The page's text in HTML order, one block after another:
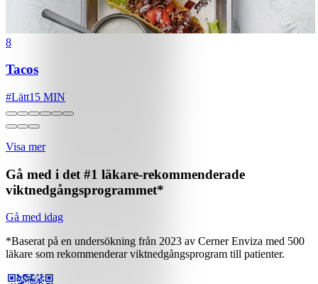
8
Tacos
#Lätt15 MIN
Visa mer
Gå med i det #1 läkare-rekommenderade
viktnedgångsprogrammet*
Gå med idag
*Baserat på en undersökning från 2023 av Cerner Enviza med 500
läkare som rekommenderar viktnedgångsprogram till patienter.